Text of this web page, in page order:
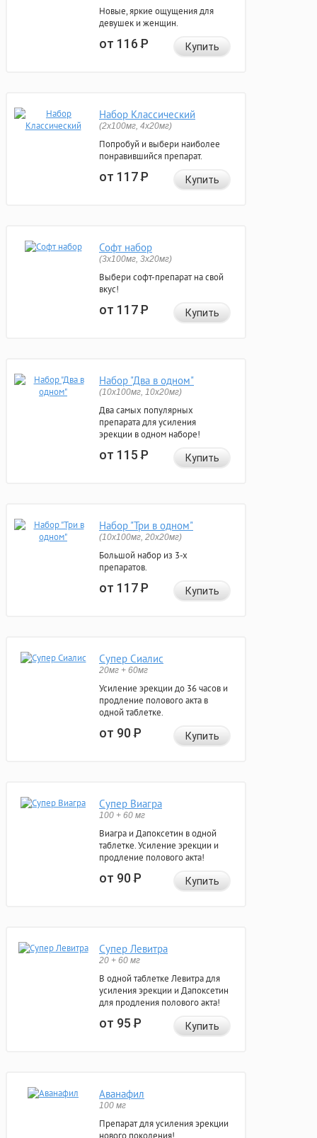
Новые, яркие ощущения для
девушек и женщин.
от 116Р Купить
Набор Классический
(2x100мг, 4x20мг)
Попробуй и выбери наиболее
понравившийся препарат.
от 117Р Купить
Софт набор
(3x100мг, 3x20мг)
Выбери софт-препарат на свой
вкус!
от 117Р Купить
Набор "Два в одном"
(10x100мг, 10x20мг)
Два самых популярных
препарата для усиления
эрекции в одном наборе!
от 115Р Купить
Набор "Три в одном"
(10x100мг, 20x20мг)
Большой набор из 3-х
препаратов.
от 117Р Купить
Супер Сиалис
20мг + 60мг
Усиление эрекции до 36 часов и
продление полового акта в
одной таблетке.
от 90Р Купить
Супер Виагра
100 + 60 мг
Виагра и Дапоксетин в одной
таблетке. Усиление эрекции и
продление полового акта!
от 90Р Купить
Супер Левитра
20 + 60 мг
В одной таблетке Левитра для
усиления эрекции и Дапоксетин
для продления полового акта!
от 95Р Купить
Аванафил
100 мг
Препарат для усиления эрекции